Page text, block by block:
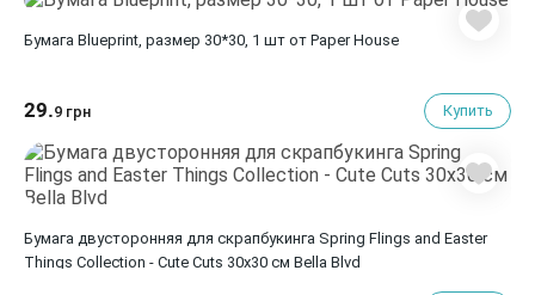
Бумага Blueprint, размер 30*30, 1 шт от Paper House
29.9 грн Купить
Бумага двусторонняя для скрапбукинга Spring Flings and Easter
Things Collection - Cute Cuts 30х30 см Bella Blvd